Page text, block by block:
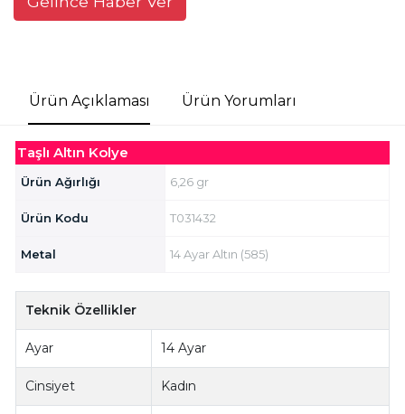
Ürün Açıklaması Ürün Yorumları
Taşlı Altın Kolye
Ürün Ağırlığı 6,26 gr
Ürün Kodu T031432
Metal 14 Ayar Altın (585)
Teknik Özellikler
Ayar 14 Ayar
Cinsiyet Kadın